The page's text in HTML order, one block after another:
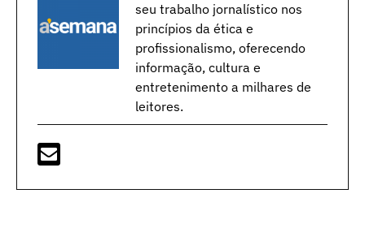
seu trabalho jornalístico nos
princípios da ética e
profissionalismo, oferecendo
informação, cultura e
entretenimento a milhares de
leitores.